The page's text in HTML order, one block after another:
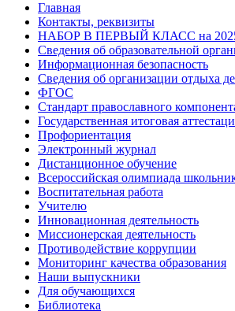
Главная
Контакты, реквизиты
НАБОР В ПЕРВЫЙ КЛАСС на
Сведения об образовательной
Информационная безопасность
Сведения об организации отдыха
ФГОС
Стандарт православного
Государственная итоговая
Профориентация
Электронный журнал
Дистанционное обучение
Всероcсийская олимпиада
Воспитательная работа
Учителю
Инновационная деятельность
Миссионерская деятельность
Противодействие коррупции
Мониторинг качества образования
Наши выпускники
Для обучающихся
Библиотека